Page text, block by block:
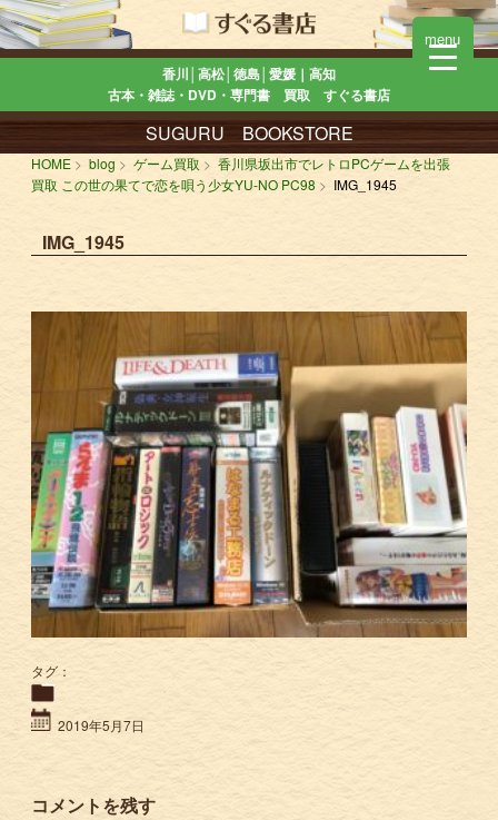
香川│高松│徳島│愛媛｜高知
古本・雑誌・DVD・専門書 買取 すぐる書店
SUGURU BOOKSTORE
HOME blog ゲーム買取
香川県坂出市でレトロPCゲームを出張
買取 この世の果てで恋を唄う少女YU-NO PC98
IMG_1945
IMG_1945
タグ：
2019年5月7日
コメントを残す
menu